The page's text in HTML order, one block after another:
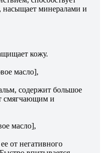
минералами и
кожу.
масло],
содержит большое
смягчающим и
масло],
от негативного